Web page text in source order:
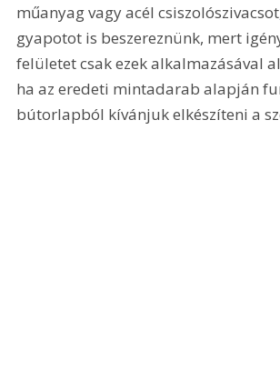
műanyag vagy acél
gyapotot is beszereznünk, mert
felületet csak ezek alkalmazásával
ha az eredeti mintadarab alapján
bútorlapból kívánjuk elkészíteni a